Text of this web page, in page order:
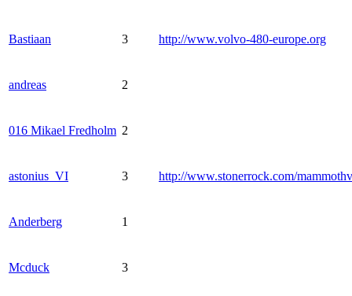
Bastiaan 3 http://www.volvo-480-europe.org
andreas 2
016 Mikael Fredholm 2
astonius_VI 3 http://www.stonerrock.com/
Anderberg 1
Mcduck 3